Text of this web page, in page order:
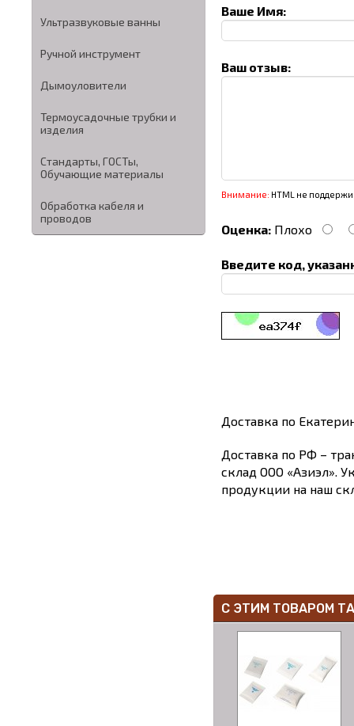
Ультразвуковые ванны
Ручной инструмент
Дымоуловители
Термоусадочные трубки и
изделия
Стандарты, ГОСТы,
Обучающие материалы
Обработка кабеля и
проводов
Ваше Имя:
Ваш отзыв:
Внимание: HTML не
Оценка: Плохо
Введите код,
Доставка по
Доставка по РФ –
склад ООО «Азиэл».
продукции на наш
С ЭТИМ ТОВАРОМ